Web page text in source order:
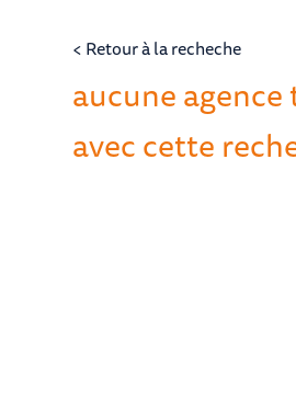
< Retour à la recheche
aucune
avec cette